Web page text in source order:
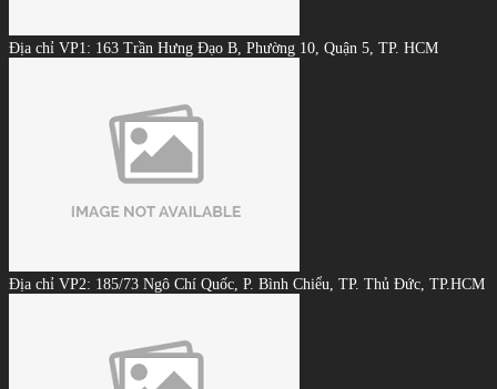
Địa chỉ VP1: 163 Trần Hưng Đạo B, Phường 10, Quận 5, TP. HCM
Địa chỉ VP2: 185/73 Ngô Chí Quốc, P. Bình Chiểu, TP. Thủ Đức, TP.HCM